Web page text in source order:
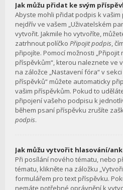
Jak můžu přidat ke svým
Abyste mohli přidat podpis k
nejdřív ve vašem „Uživatelském
vytvořit. Jakmile ho vytvoříte,
zatrhnout políčko Připojit podpis,
připojíte. Pomocí možnosti „Připojit
příspěvkům“, kterou naleznete ve
na záložce „Nastavení fóra“ v
příspěvků“ můžete automaticky
vašim příspěvkům. Pokud to
připojení vašeho podpisu k
během psaní příspěvku zrušíte
podpis.
Jak můžu vytvořit hlasování/
Při posílání nového tématu, nebo
tématu, klikněte na záložku
formulářem pro text příspěvku.
nemáte potřebné oprávnění k